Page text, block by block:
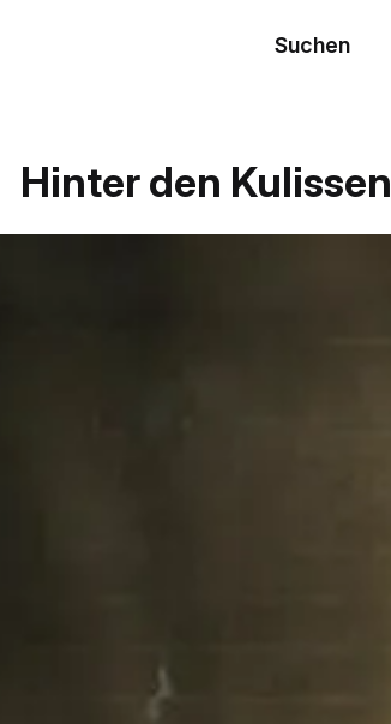
Suchen
Hinter den Kulissen